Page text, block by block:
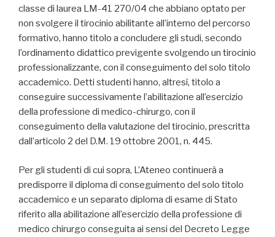
classe di laurea LM-41 270/04 che abbiano optato per
non svolgere il tirocinio abilitante all’interno del percorso
formativo, hanno titolo a concludere gli studi, secondo
l’ordinamento didattico previgente svolgendo un tirocinio
professionalizzante, con il conseguimento del solo titolo
accademico. Detti studenti hanno, altresì, titolo a
conseguire successivamente l’abilitazione all’esercizio
della professione di medico-chirurgo, con il
conseguimento della valutazione del tirocinio, prescritta
dall’articolo 2 del D.M. 19 ottobre 2001, n. 445.
Per gli studenti di cui sopra, L’Ateneo continuerà a
predisporre il diploma di conseguimento del solo titolo
accademico e un separato diploma di esame di Stato
riferito alla abilitazione all’esercizio della professione di
medico chirurgo conseguita ai sensi del Decreto Legge